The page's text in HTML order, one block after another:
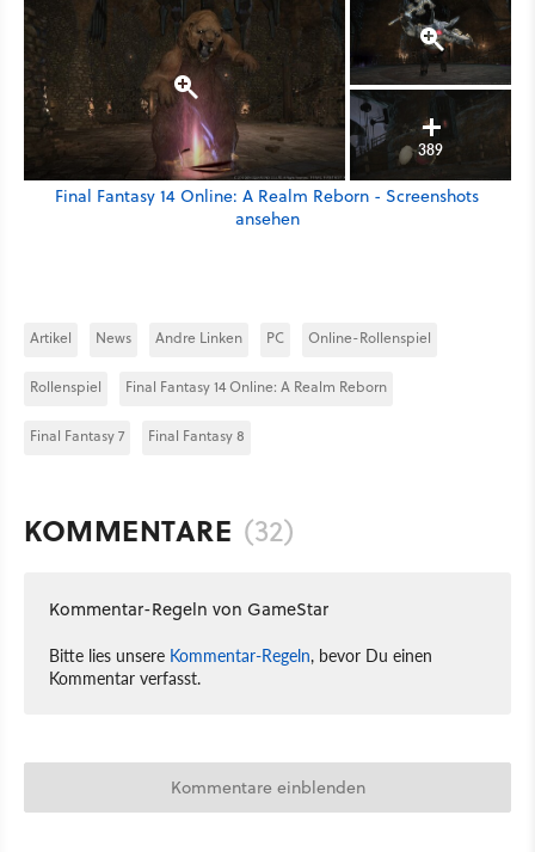
389
Final Fantasy 14 Online: A Realm Reborn - Screenshots
ansehen
Artikel News Andre Linken PC Online-Rollenspiel
Rollenspiel Final Fantasy 14 Online: A Realm Reborn
Final Fantasy 7 Final Fantasy 8
KOMMENTARE (32)
Kommentar-Regeln von GameStar
Bitte lies unsere Kommentar-Regeln, bevor Du einen
Kommentar verfasst.
Kommentare einblenden